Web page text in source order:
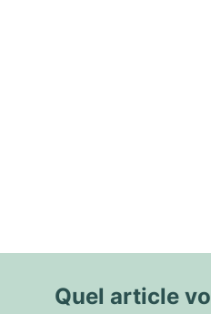
Quel article